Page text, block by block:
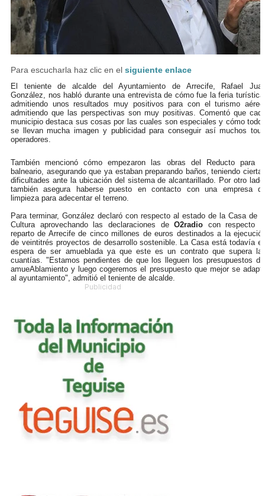
Para escucharla haz clic en el siguiente enlace
El teniente de alcalde del Ayuntamiento de Arrecife, Rafael
González, nos habló durante una entrevista de cómo fue la feria
admitiendo unos resultados muy positivos para con el turismo
admitiendo que las perspectivas son muy positivas. Comentó que
municipio destaca sus cosas por las cuales son especiales y cómo
se llevan mucha imagen y publicidad para conseguir así muchos
operadores.
También mencionó cómo empezaron las obras del Reducto para
balneario, asegurando que ya estaban preparando baños, teniendo
dificultades ante la ubicación del sistema de alcantarillado. Por otro
también asegura haberse puesto en contacto con una empresa
limpieza para adecentar el terreno.
Para terminar, González declaró con respecto al estado de la Casa de
Cultura aprovechando las declaraciones deO2radio con respecto
reparto de Arrecife de cinco millones de euros destinados a la
de veintitrés proyectos de desarrollo sostenible. La Casa está todavía
espera de ser amueblada ya que este es un contrato que supera
cuantías. "Estamos pendientes de que los lleguen los presupuestos
amueAblamiento y luego cogeremos el presupuesto que mejor se
al ayuntamiento", admitió el teniente de alcalde.
Publicidad